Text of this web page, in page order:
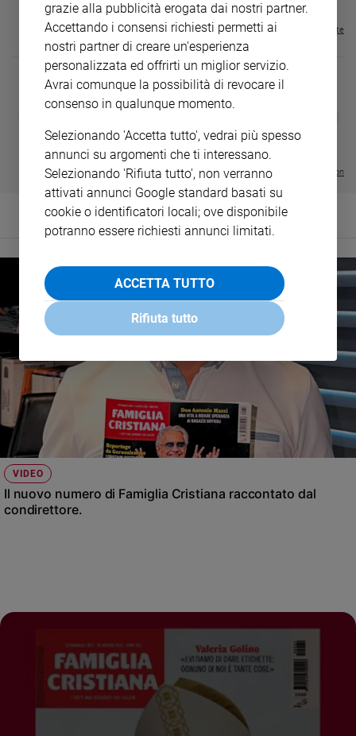
Visualizza tutte le riviste
- VOL DA 1 AL 5
€ 64,50
DIARIO G 2026-27
Visualizza tutte le collection
VIDEO
Il nuovo numero di Famiglia Cristiana raccontato dal
condirettore.
grazie alla pubblicità erogata dai nostri partner.
Accettando i consensi richiesti permetti ai
nostri partner di creare un'esperienza
personalizzata ed offrirti un miglior servizio.
Avrai comunque la possibilità di revocare il
consenso in qualunque momento.
Selezionando 'Accetta tutto', vedrai più spesso
annunci su argomenti che ti interessano.
Selezionando 'Rifiuta tutto', non verranno
attivati annunci Google standard basati su
cookie o identificatori locali; ove disponibile
potranno essere richiesti annunci limitati.
ACCETTA TUTTO
Rifiuta tutto